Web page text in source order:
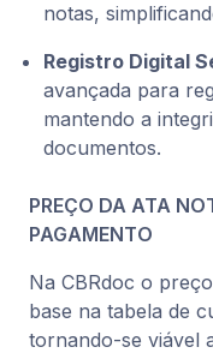
notas,
Registro Digital
avançada para
mantendo a
documentos.
PREÇO DA ATA
PAGAMENTO
Na CBRdoc o
base na tabela de
tornando-se viável